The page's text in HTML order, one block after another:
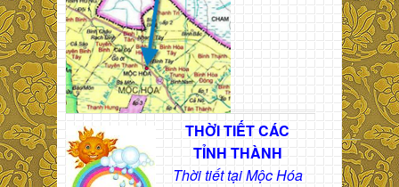
THỜI TIẾT CÁC
TỈNH THÀNH
Thời tiết tại Mộc Hóa